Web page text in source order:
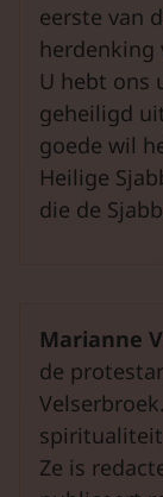
eerste van
herdenking
U hebt ons
geheiligd
goede wil
Heilige
die de
Marianne
de
Ze is